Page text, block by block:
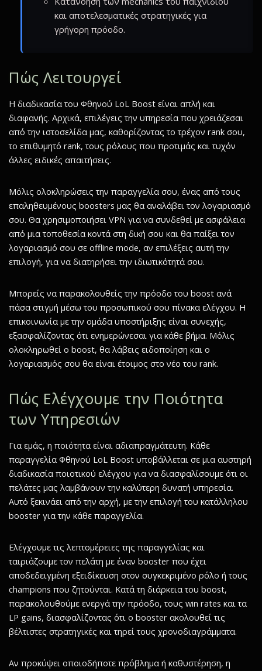
και αποτελεσματικές στρατηγικές για
γρήγορη πρόοδο.
Πώς Λειτουργεί
Η διαδικασία του Φθηνού LoL Boost είναι απλή και
διαφανής. Αρχικά, επιλέγεις την υπηρεσία που χρειάζεσαι
από την ιστοσελίδα μας, καθορίζοντας το τρέχον rank σου,
το επιθυμητό rank, τους ρόλους που προτιμάς και τυχόν
άλλες ειδικές απαιτήσεις.
Μόλις ολοκληρώσεις την παραγγελία σου, ένας από τους
επαληθευμένους boosters μας θα αναλάβει τον λογαριασμό
σου. Θα χρησιμοποιήσει VPN για να συνδεθεί με ασφάλεια
από μια τοποθεσία κοντά στη δική σου και θα παίξει τον
λογαριασμό σου σε offline mode, αν επιλέξεις αυτή την
επιλογή, για να διατηρήσει την ιδιωτικότητά σου.
Μπορείς να παρακολουθείς την πρόοδο του boost ανά
πάσα στιγμή μέσω του προσωπικού σου πίνακα ελέγχου. Η
επικοινωνία με την ομάδα υποστήριξης είναι συνεχής,
εξασφαλίζοντας ότι ενημερώνεσαι για κάθε βήμα. Μόλις
ολοκληρωθεί ο boost, θα λάβεις ειδοποίηση και ο
λογαριασμός σου θα είναι έτοιμος στο νέο του rank.
Πώς Ελέγχουμε την Ποιότητα
των Υπηρεσιών
Για εμάς, η ποιότητα είναι αδιαπραγμάτευτη. Κάθε
παραγγελία Φθηνού LoL Boost υποβάλλεται σε μια αυστηρή
διαδικασία ποιοτικού ελέγχου για να διασφαλίσουμε ότι οι
πελάτες μας λαμβάνουν την καλύτερη δυνατή υπηρεσία.
Αυτό ξεκινάει από την αρχή, με την επιλογή του κατάλληλου
booster για την κάθε παραγγελία.
Ελέγχουμε τις λεπτομέρειες της παραγγελίας και
ταιριάζουμε τον πελάτη με έναν booster που έχει
αποδεδειγμένη εξειδίκευση στον συγκεκριμένο ρόλο ή τους
champions που ζητούνται. Κατά τη διάρκεια του boost,
παρακολουθούμε ενεργά την πρόοδο, τους win rates και τα
LP gains, διασφαλίζοντας ότι ο booster ακολουθεί τις
βέλτιστες στρατηγικές και τηρεί τους χρονοδιαγράμματα.
Αν προκύψει οποιοδήποτε πρόβλημα ή καθυστέρηση, η